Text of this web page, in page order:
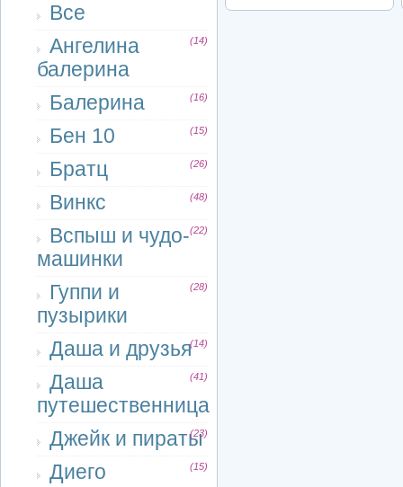
Все
Ангелина
балерина
(14)
Балерина (16)
Бен 10 (15)
Братц (26)
Винкс (48)
Вспыш и чудо-
машинки
(22)
Гуппи и
пузырики
(28)
Даша и друзья(14)
Даша
путешественница
(41)
Джейк и пираты
(23)
Диего (15)